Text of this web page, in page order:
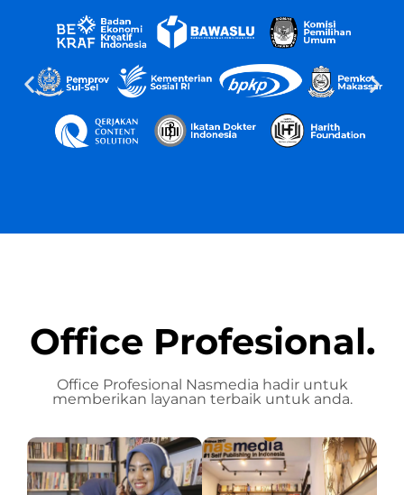
Office Profesional.
Office Profesional Nasmedia hadir untuk
memberikan layanan terbaik untuk anda.